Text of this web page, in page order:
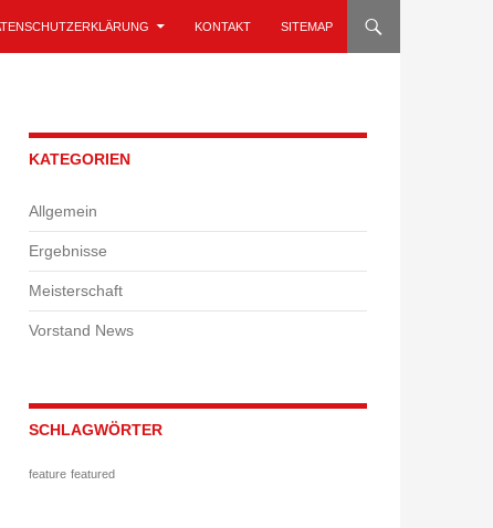
KONTAKT SITEMAP
KATEGORIEN
Allgemein
Ergebnisse
Meisterschaft
Vorstand News
SCHLAGWÖRTER
feature featured